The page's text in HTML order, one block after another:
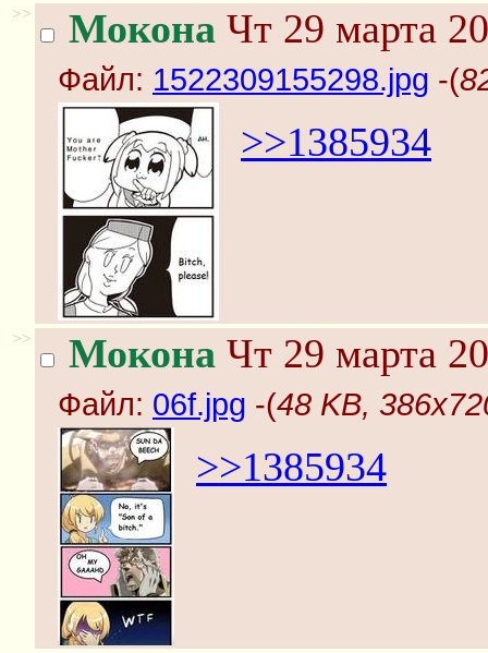
>> Мокона Чт 29 марта
Файл: 1522309155298.jpg -(
>>1385934
>> Мокона Чт 29 марта
Файл: 06f.jpg -(48 KB,
>>1385934